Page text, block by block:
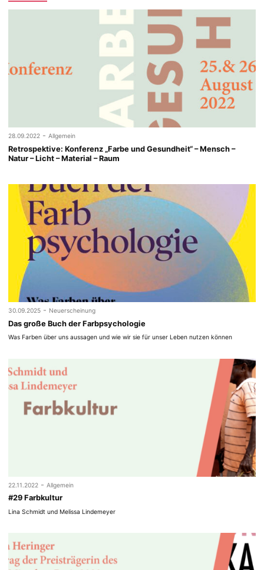
28.09.2022 - Allgemein
Retrospektive: Konferenz „Farbe und Gesundheit“ – Mensch –
Natur – Licht – Material – Raum
30.09.2025 - Neuerscheinung
Das große Buch der Farbpsychologie
Was Farben über uns aussagen und wie wir sie für unser Leben nutzen können
22.11.2022 - Allgemein
#29 Farbkultur
Lina Schmidt und Melissa Lindemeyer